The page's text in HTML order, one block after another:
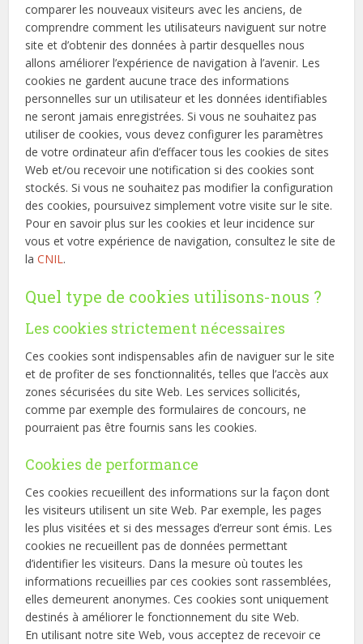
comparer les nouveaux visiteurs avec les anciens, de
comprendre comment les utilisateurs naviguent sur notre
site et d’obtenir des données à partir desquelles nous
allons améliorer l’expérience de navigation à l’avenir. Les
cookies ne gardent aucune trace des informations
personnelles sur un utilisateur et les données identifiables
ne seront jamais enregistrées. Si vous ne souhaitez pas
utiliser de cookies, vous devez configurer les paramètres
de votre ordinateur afin d’effacer tous les cookies de sites
Web et/ou recevoir une notification si des cookies sont
stockés. Si vous ne souhaitez pas modifier la configuration
des cookies, poursuivez simplement votre visite sur le site.
Pour en savoir plus sur les cookies et leur incidence sur
vous et votre expérience de navigation, consultez le site de
laCNIL.
Quel type de cookies utilisons-nous ?
Les cookies strictement nécessaires
Ces cookies sont indispensables afin de naviguer sur le site
et de profiter de ses fonctionnalités, telles que l’accès aux
zones sécurisées du site Web. Les services sollicités,
comme par exemple des formulaires de concours, ne
pourraient pas être fournis sans les cookies.
Cookies de performance
Ces cookies recueillent des informations sur la façon dont
les visiteurs utilisent un site Web. Par exemple, les pages
les plus visitées et si des messages d’erreur sont émis. Les
cookies ne recueillent pas de données permettant
d’identifier les visiteurs. Dans la mesure où toutes les
informations recueillies par ces cookies sont rassemblées,
elles demeurent anonymes. Ces cookies sont uniquement
destinés à améliorer le fonctionnement du site Web.
En utilisant notre site Web, vous acceptez de recevoir ce